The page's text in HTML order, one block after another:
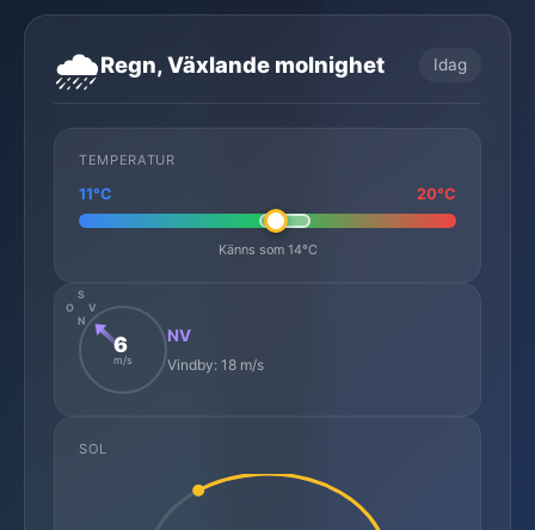
🌧️Regn, Växlande molnighet Idag
TEMPERATUR
11°C 20°C
Känns som 14°C
N
S
O
V
6
m/s
NV
Vindby: 18 m/s
SOL